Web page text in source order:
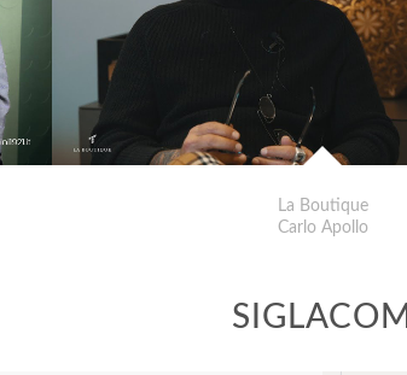
La Boutique
Carlo Apollo
SIGLACOM